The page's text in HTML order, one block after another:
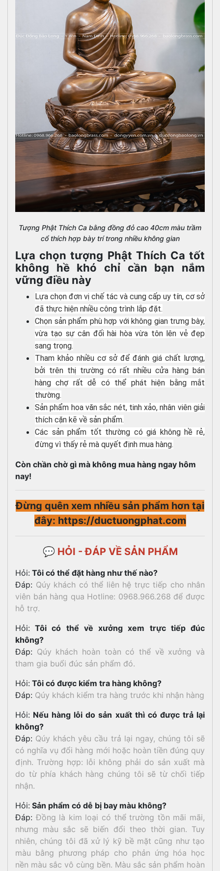
Tượng Phật Thích Ca bằng đồng đỏ cao 40cm màu trầm
cổ thích hợp bày trí trong nhiều không gian
Lựa chọn tượng Phật Thích Ca tốt
không hề khó chỉ cần bạn nắm
vững điều này
Lựa chọn đơn vị chế tác và cung cấp uy tín, cơ sở
đã thực hiện nhiều công trình lắp đặt.
Chọn sản phẩm phù hợp với không gian trưng bày,
vừa tạo sự cân đối hài hòa vừa tôn lên vẻ đẹp
sang trọng.
Tham khảo nhiều cơ sở để đánh giá chất lượng,
bởi trên thị trường có rất nhiều cửa hàng bán
hàng chợ rất dễ có thể phát hiện bằng mắt
thường.
Sản phẩm hoa văn sắc nét, tinh xảo, nhân viên giải
thích cặn kẽ về sản phẩm.
Các sản phẩm tốt thường có giá không hề rẻ,
đừng vì thấy rẻ mà quyết định mua hàng.
Còn chần chờ gì mà không mua hàng ngay hôm
nay!
Đừng quên xem nhiều sản phẩm hơn tại
đây: https://ductuongphat.com
💬 HỎI - ĐÁP VỀ SẢN PHẨM
Hỏi: Tôi có thể đặt hàng như thế nào?
Đáp: Qúy khách có thể liên hệ trực tiếp cho nhân
viên bán hàng qua Hotline: 0968.966.268 để được
hỗ trợ.
Hỏi: Tôi có thể về xưởng xem trực tiếp đúc
không?
Đáp: Qúy khách hoàn toàn có thể về xưởng và
tham gia buổi đúc sản phẩm đó.
Hỏi: Tôi có được kiểm tra hàng không?
Đáp: Qúy khách kiểm tra hàng trước khi nhận hàng
Hỏi: Nếu hàng lỗi do sản xuất thì có được trả lại
không?
Đáp: Qúy khách yêu cầu trả lại ngay, chúng tôi sẽ
có nghĩa vụ đổi hàng mới hoặc hoàn tiền đúng quy
định. Trường hợp: lỗi không phải do sản xuất mà
do từ phía khách hàng chúng tôi sẽ từ chối tiếp
nhận.
Hỏi: Sản phẩm có dễ bị bay màu không?
Đáp: Đồng là kim loại có thể trường tồn mãi mãi,
nhưng màu sắc sẽ biến đổi theo thời gian. Tuy
nhiên, chúng tôi đã xử lý kỹ bề mặt cũng như tạo
màu bằng phương pháp cho phản ứng hóa học
nền màu sắc vô cùng bền. Màu sắc sản phẩm hoàn